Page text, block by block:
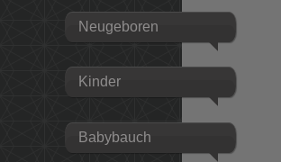
Neugeboren
Kinder
Babybauch